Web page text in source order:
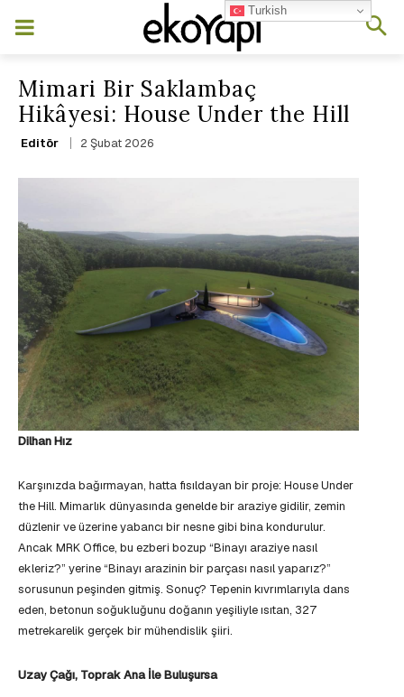
Mimari Bir Saklambaç
Hikâyesi: House Under the Hill
Editör 2 Şubat 2026
Dilhan Hız
Karşınızda bağırmayan, hatta fısıldayan bir proje: House Under
the Hill. Mimarlık dünyasında genelde bir araziye gidilir, zemin
düzlenir ve üzerine yabancı bir nesne gibi bina kondurulur.
Ancak MRK Office, bu ezberi bozup “Binayı araziye nasıl
ekleriz?” yerine “Binayı arazinin bir parçası nasıl yaparız?”
sorusunun peşinden gitmiş. Sonuç? Tepenin kıvrımlarıyla dans
eden, betonun soğukluğunu doğanın yeşiliyle ısıtan, 327
metrekarelik gerçek bir mühendislik şiiri.
Uzay Çağı, Toprak Ana İle Buluşursa
Turkish